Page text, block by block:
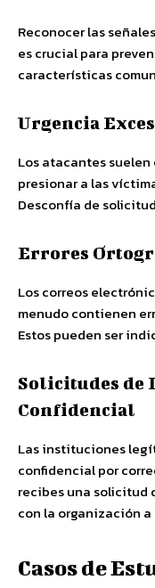
Reconocer las
es crucial para
características
Urgencia
Los atacantes
presionar a las
Desconfía de
Errores
Los correos
menudo contienen
Estos pueden ser
Solicitudes de
Confidencial
Las instituciones
confidencial por
recibes una solicitud
con la organización
Casos de